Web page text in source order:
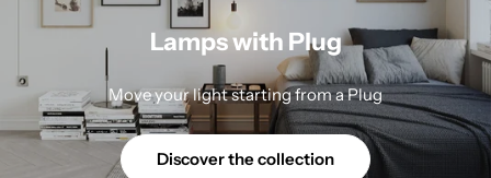
Lamps with Plug
Move your light starting from a Plug
Discover the collection